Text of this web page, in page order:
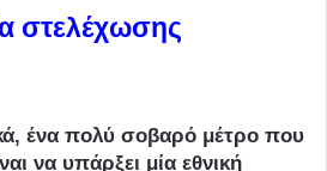
στελέχωσης
ένα πολύ σοβαρό μέτρο που
να υπάρξει μία εθνική